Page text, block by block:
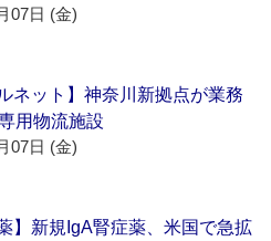
07日 (金)
ネット】神奈川新拠点が業務
用物流施設
07日 (金)
】新規IgA腎症薬、米国で急拡